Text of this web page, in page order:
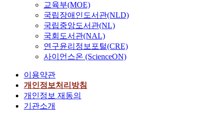
교육부(MOE)
국립장애인도서관(NLD)
국립중앙도서관(NL)
국회도서관(NAL)
연구윤리정보포털(CRE)
사이언스온 (ScienceON)
이용약관
개인정보처리방침
개인정보 재동의
기관소개